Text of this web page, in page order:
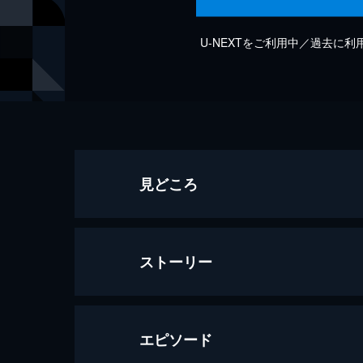
U-NEXTをご利用中／過去に利
見どころ
ストーリー
エピソード